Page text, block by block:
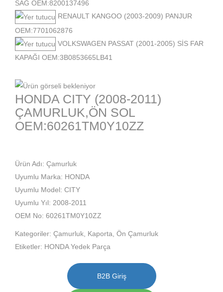
SAĞ OEM:8200137496
RENAULT KANGOO (2003-2009) PANJUR
OEM:7701062876
VOLKSWAGEN PASSAT (2001-2005) SİS FAR
KAPAĞI OEM:3B0853665LB41
HONDA CITY (2008-2011)
ÇAMURLUK,ÖN SOL
OEM:60261TM0Y10ZZ
Ürün Adı: Çamurluk
Uyumlu Marka: HONDA
Uyumlu Model: CITY
Uyumlu Yıl: 2008-2011
OEM No: 60261TM0Y10ZZ
Kategoriler: Çamurluk Kaporta Ön Çamurluk
Etiketler: HONDA Yedek Parça
B2B Giriş